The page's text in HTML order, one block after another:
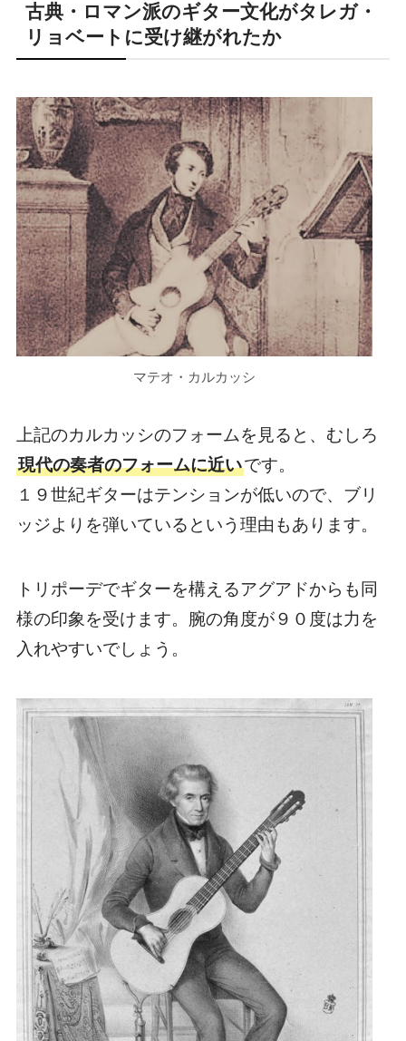
古典・ロマン派のギター文化がタレガ・
リョベートに受け継がれたか
マテオ・カルカッシ
上記のカルカッシのフォームを見ると、むしろ
現代の奏者のフォームに近いです。
１９世紀ギターはテンションが低いので、ブリ
ッジよりを弾いているという理由もあります。
トリポーデでギターを構えるアグアドからも同
様の印象を受けます。腕の角度が９０度は力を
入れやすいでしょう。